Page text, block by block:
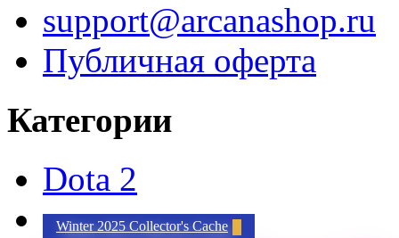
support@arcanashop.ru
Публичная оферта
Категории
Dota 2
Winter 2025 Collector's Cache